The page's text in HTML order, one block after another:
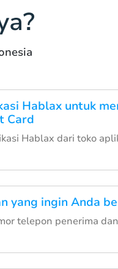
Hablax untuk
Card
Hablax dari toko
yang ingin Anda
telepon penerima